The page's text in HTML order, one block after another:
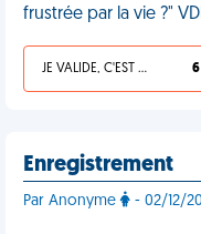
frustrée par la vie ?"
JE VALIDE, C'EST UNE VDM
Enregistrement
Par Anonyme - 02/12/